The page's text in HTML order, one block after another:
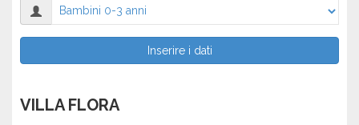
Inserire i dati
VILLA FLORA